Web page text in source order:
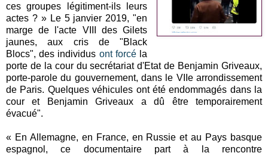
ces groupes légitiment-ils leurs
actes ? » Le 5 janvier 2019, "en
marge de l'acte VIII des Gilets
jaunes, aux cris de "Black
Blocs", des individus ont forcéla
porte de la cour du secrétariat d'Etat de Benjamin Griveaux,
porte-parole du gouvernement, dans le VIIe arrondissement
de Paris. Quelques véhicules ont été endommagés dans la
cour et Benjamin Griveaux a dû être temporairement
évacué".
« En Allemagne, en France, en Russie et au Pays basque
espagnol, ce documentaire part à la rencontre